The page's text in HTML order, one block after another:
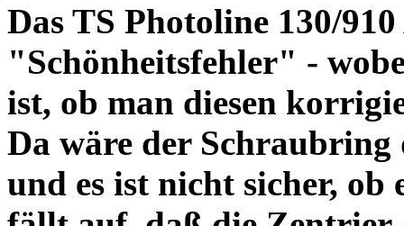
Das TS Photoline 130/
"Schönheitsfehler" -
ist, ob man diesen
Da wäre der
und es ist nicht sicher,